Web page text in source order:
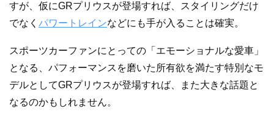
すが、仮にGRプリウスが登場すれば、スタイリングだけ
でなく パワートレインなどにも手が入ることは確実。
スポーツカーファンにとっての「エモーショナルな愛車」
となる、パフォーマンスを磨いた所有欲を満たす特別なモ
デルとしてGRプリウスが登場すれば、また大きな話題と
なるのかもしれません。